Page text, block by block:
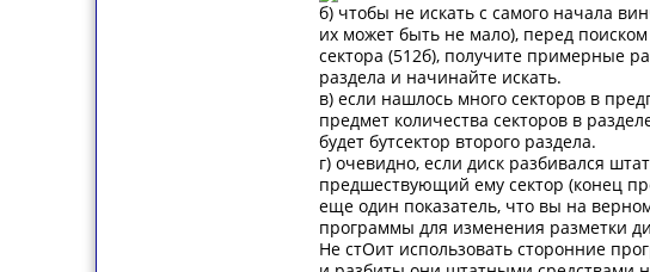
б) чтобы не искать с самого начала
их может быть не мало), перед
сектора (512б), получите примерные
раздела и начинайте искать.
в) если нашлось много секторов в
предмет количества секторов в
будет бутсектор второго раздела.
г) очевидно, если диск разбивался
предшествующий ему сектор (конец
еще один показатель, что вы на
программы для изменения разметки
Не стОит использовать сторонние